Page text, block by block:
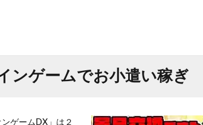
ンゲームでお小遣い稼ぎ
ゲームDX」は２